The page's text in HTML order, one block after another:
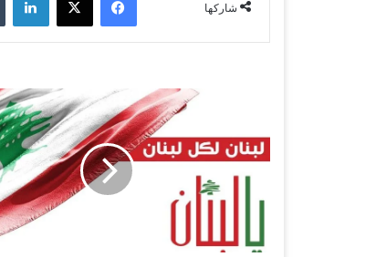
شاركها
و